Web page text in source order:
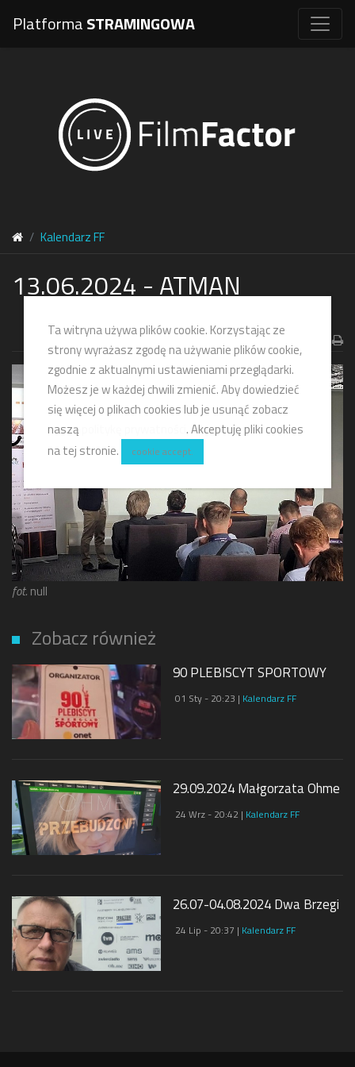
PlatformaSTRAMINGOWA
Kalendarz FF
13.06.2024 - ATMAN
fot. null
Zobacz również
90 PLEBISCYT SPORTOWY
01 Sty - 20:23 | Kalendarz FF
29.09.2024 Małgorzata Ohme
24 Wrz - 20:42 | Kalendarz FF
26.07-04.08.2024 Dwa Brzegi
24 Lip - 20:37 | Kalendarz FF
Ta witryna używa plików cookie. Korzystając ze
strony wyrażasz zgodę na używanie plików cookie,
zgodnie z aktualnymi ustawieniami przeglądarki.
Możesz je w każdej chwili zmienić. Aby dowiedzieć
się więcej o plikach cookies lub je usunąć zobacz
naszą
. Akceptuję pliki cookies
na tej stronie.
cookie accept.